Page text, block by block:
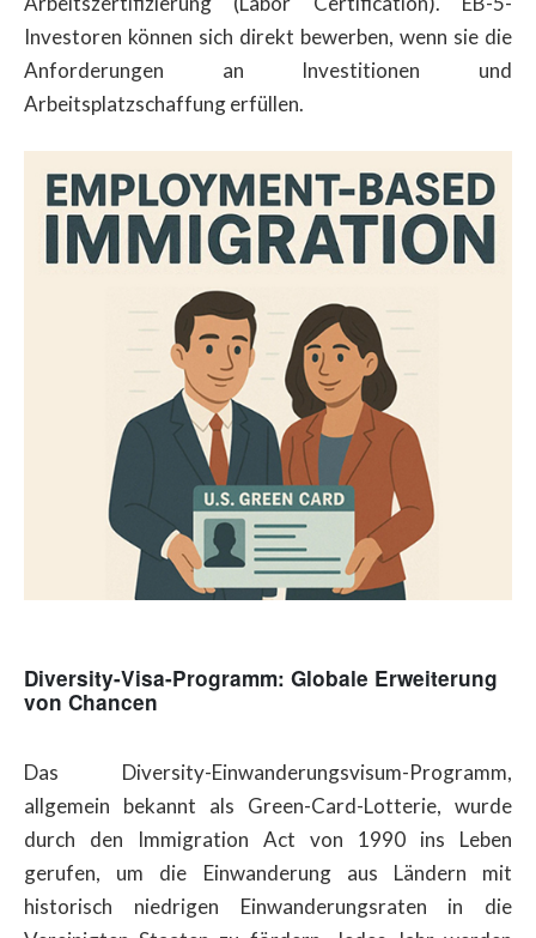
Investoren können sich direkt bewerben, wenn sie die
Anforderungen an Investitionen und
Arbeitsplatzschaffung erfüllen.
Diversity-Visa-Programm: Globale Erweiterung
von Chancen
Das Diversity-Einwanderungsvisum-Programm,
allgemein bekannt als Green-Card-Lotterie, wurde
durch den Immigration Act von 1990 ins Leben
gerufen, um die Einwanderung aus Ländern mit
historisch niedrigen Einwanderungsraten in die